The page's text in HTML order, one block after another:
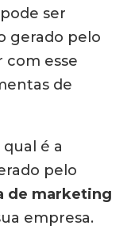
ser
gerado pelo
com esse
de
é a
pelo
de marketing
empresa.